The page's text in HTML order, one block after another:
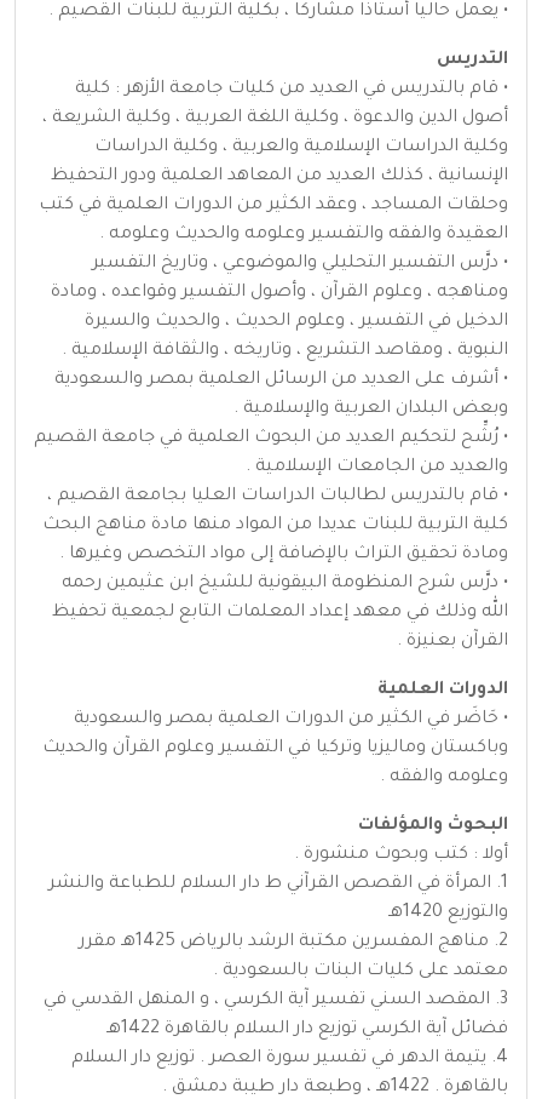
• يعمل حاليا أستاذا مشاركا ، بكلية التربية للبنات القصيم .
التدريس
• قام بالتدريس في العديد من كليات جامعة الأزهر : كلية
أصول الدين والدعوة ، وكلية اللغة العربية ، وكلية الشريعة ،
وكلية الدراسات الإسلامية والعربية ، وكلية الدراسات
الإنسانية ، كذلك العديد من المعاهد العلمية ودور التحفيظ
وحلقات المساجد ، وعقد الكثير من الدورات العلمية في كتب
العقيدة والفقه والتفسير وعلومه والحديث وعلومه .
• درَّس التفسير التحليلي والموضوعي ، وتاريخ التفسير
ومناهجه ، وعلوم القرآن ، وأصول التفسير وقواعده ، ومادة
الدخيل في التفسير ، وعلوم الحديث ، والحديث والسيرة
النبوية ، ومقاصد التشريع ، وتاريخه ، والثقافة الإسلامية .
• أشرف على العديد من الرسائل العلمية بمصر والسعودية
وبعض البلدان العربية والإسلامية .
• رُشِّح لتحكيم العديد من البحوث العلمية في جامعة القصيم
والعديد من الجامعات الإسلامية .
• قام بالتدريس لطالبات الدراسات العليا بجامعة القصيم ،
كلية التربية للبنات عديدا من المواد منها مادة مناهج البحث
ومادة تحقيق التراث بالإضافة إلى مواد التخصص وغيرها .
• درَّس شرح المنظومة البيقونية للشيخ ابن عثيمين رحمه
الله وذلك في معهد إعداد المعلمات التابع لجمعية تحفيظ
القرآن بعنيزة .
الدورات العلمية
• حَاضَر في الكثير من الدورات العلمية بمصر والسعودية
وباكستان وماليزيا وتركيا في التفسير وعلوم القرآن والحديث
وعلومه والفقه .
البحوث والمؤلفات
أولا : كتب وبحوث منشورة .
1. المرأة في القصص القرآني ط دار السلام للطباعة والنشر
والتوزيع 1420هـ
2. مناهج المفسرين مكتبة الرشد بالرياض 1425هـ مقرر
معتمد على كليات البنات بالسعودية .
3. المقصد السني تفسير آية الكرسي ، و المنهل القدسي في
فضائل آية الكرسي توزيع دار السلام بالقاهرة 1422هـ
4. يتيمة الدهر في تفسير سورة العصر . توزيع دار السلام
بالقاهرة . 1422هـ ، وطبعة دار طيبة دمشق .